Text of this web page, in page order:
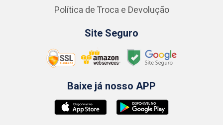
Política de Troca e Devolução
Site Seguro
Baixe já nosso APP